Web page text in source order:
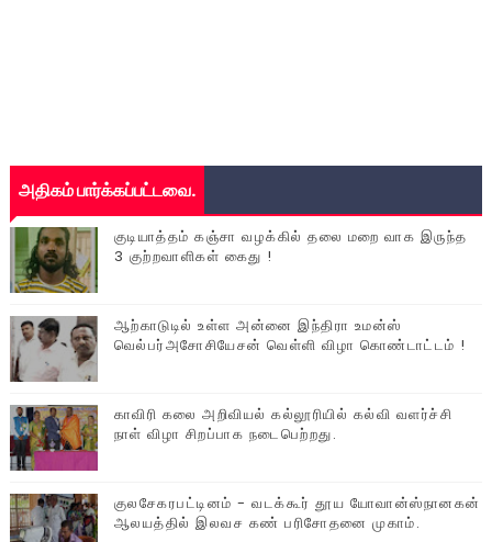
அதிகம் பார்க்கப்பட்டவை.
குடியாத்தம் கஞ்சா வழக்கில் தலை மறை வாக இருந்த
3 குற்றவாளிகள் கைது !
ஆற்காடுடில் உள்ள அன்னை இந்திரா உமன்ஸ்
வெல்பர்அசோசியேசன் வெள்ளி விழா கொண்டாட்டம் !
காவிரி கலை அறிவியல் கல்லூரியில் கல்வி வளர்ச்சி
நாள் விழா சிறப்பாக நடைபெற்றது.
குலசேகரபட்டினம் - வடக்கூர் தூய யோவான்ஸ்நானகன்
ஆலயத்தில் இலவச கண் பரிசோதனை முகாம்.